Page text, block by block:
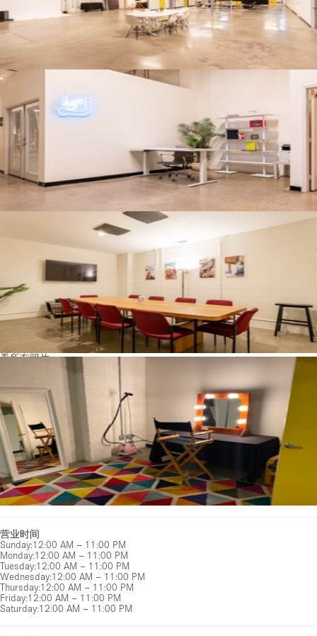
看所有照片
营业时间
Sunday:12:00 AM – 11:00 PM
Monday:12:00 AM – 11:00 PM
Tuesday:12:00 AM – 11:00 PM
Wednesday:12:00 AM – 11:00 PM
Thursday:12:00 AM – 11:00 PM
Friday:12:00 AM – 11:00 PM
Saturday:12:00 AM – 11:00 PM